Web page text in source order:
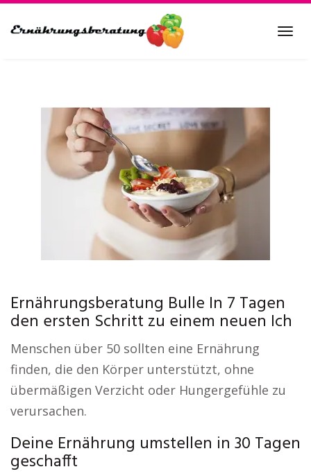
to
Ernährungsberatung Bulle In 7 Tagen
den ersten Schritt zu einem neuen Ich
Menschen über 50 sollten eine Ernährung
finden, die den Körper unterstützt, ohne
übermäßigen Verzicht oder Hungergefühle zu
verursachen.
Deine Ernährung umstellen in 30 Tagen
geschafft